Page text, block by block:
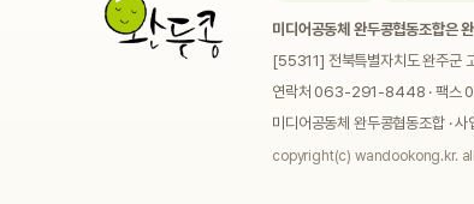
미디어공동체 완두콩협동조합은
[55311] 전북특별자치도 완주군
연락처 063-291-8448 · 팩
미디어공동체 완두콩협동조합 ·
copyright(c) wandookong.kr.